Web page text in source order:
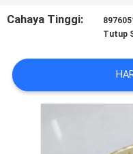
PERMINTAAN
PENAWARAN
SITEMAP
PRIVACY
Cahaya Tinggi:
Tutup